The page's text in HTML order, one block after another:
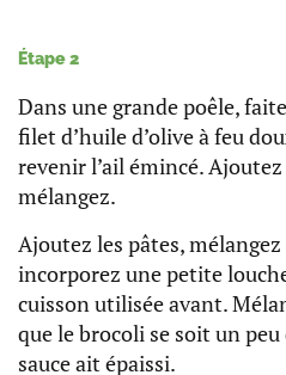
Étape 2
Dans une grande poêle,
filet d’huile d’olive à feu
revenir l’ail émincé.
mélangez.
Ajoutez les pâtes,
incorporez une petite
cuisson utilisée avant.
que le brocoli se soit un
sauce ait épaissi.